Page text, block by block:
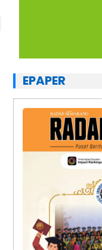
EPAPER